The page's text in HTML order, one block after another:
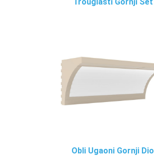
Obli Ugaoni Gornji Dio